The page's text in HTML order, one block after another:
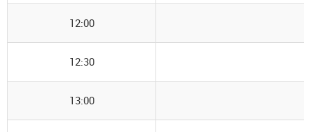
12:00
12:30
13:00